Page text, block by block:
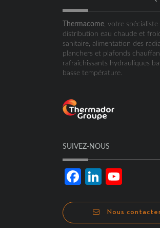
Thermacome , votre spécialiste
distribution eau chaude et
sanitaire, alimentation des
planchers et plafonds
rafraîchissants hydrauliques
basse température.
SUIVEZ-NOUS
FacebookLinkedIn
Nous